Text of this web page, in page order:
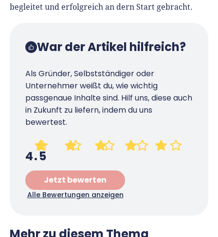
begleitet und erfolgreich an dern Start gebracht.
War der Artikel hilfreich?
Als Gründer, Selbstständiger oder
Unternehmer weißt du, wie wichtig
passgenaue Inhalte sind. Hilf uns, diese auch
in Zukunft zu liefern, indem du uns
bewertest.
4.5
Jetzt bewerten
Alle Bewertungen anzeigen